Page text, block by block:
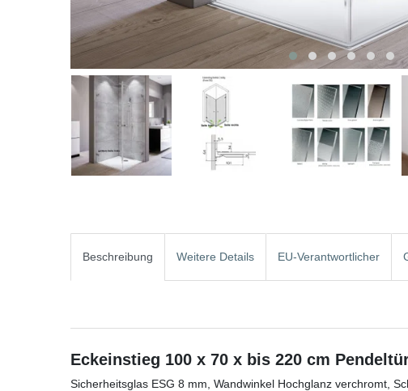
Beschreibung Weitere Details EU-Verantwortlicher
Eckeinstieg 100 x 70 x bis 220 cm
Sicherheitsglas ESG 8 mm, Wandwinkel Hochglanz verchromt,